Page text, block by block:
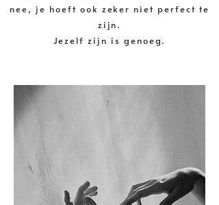
nee, je hoeft ook zeker niet perfect te
zijn.
Jezelf zijn is genoeg.